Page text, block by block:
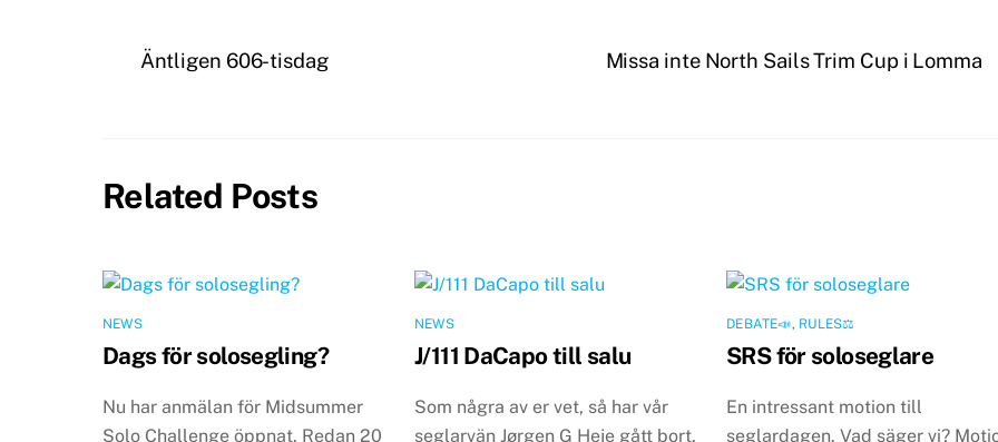
Äntligen 606-tisdag Missa inte North Sails Trim Cup i Lomma
Related Posts
NEWS
Dags för solosegling?
Nu har anmälan för Midsummer
Solo Challenge öppnat. Redan 20
NEWS
J/111 DaCapo till salu
Som några av er vet, så har vår
seglarvän Jørgen G Heje gått bort.
DEBATE📣, RULES⚖️
SRS för soloseglare
En intressant motion till
seglardagen. Vad säger vi?